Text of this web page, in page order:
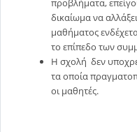
προβλήματα,
δικαίωμα να
μαθήματος
το επίπεδο των
Η σχολή δεν
τα οποία
οι μαθητές.